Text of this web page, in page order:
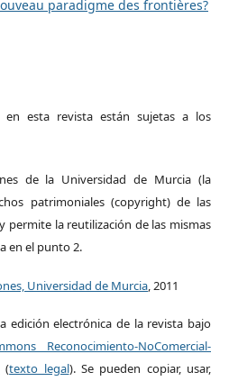
paradigme des frontières?
esta revista están sujetas a los
de la Universidad de Murcia (la
patrimoniales (copyright) de las
permite la reutilización de las mismas
en el punto 2.
Universidad de Murcia, 2011
edición electrónica de la revista bajo
Reconocimiento-NoComercial-
(texto legal). Se pueden copiar, usar,